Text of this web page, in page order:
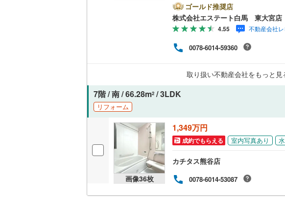
ート見学・リモート相談サ
気が悪く外出したくない時
ただけます・リモート見学
けします・写真では伝わり
ビングの「見え方」なども
る住宅ローンや家計相談を
チャル背景でプライバシー
間～9:30～18:30こちらのお
気軽にお問合せください
ゴールド推奨店
株式会社エステート白馬 東大宮店
4.55 不動産会社
0078-6014-59360
取り扱い不動産会社をもっと見
7階 / 南 / 66.28m2 / 3LDK
リフォーム
画像36枚
1,349万円
成約でもらえる 室内写真あり
カチタス熊谷店
0078-6014-53087